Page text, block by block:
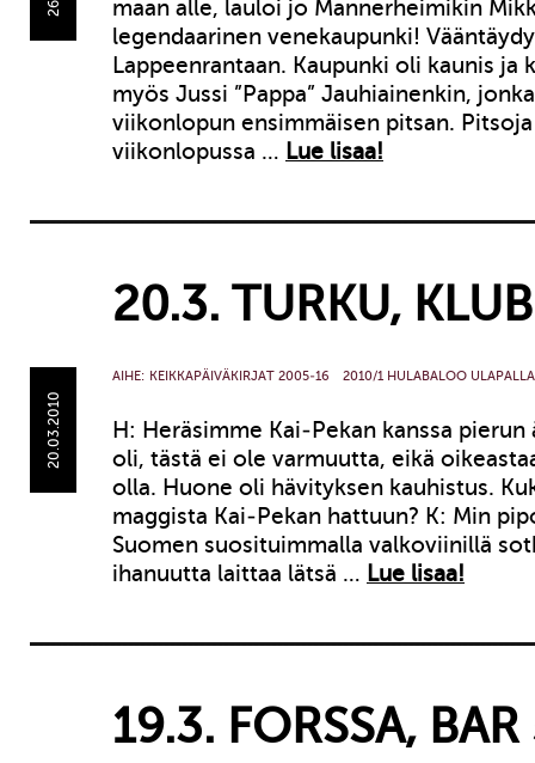
maan alle, lauloi jo Mannerheimikin
legendaarinen venekaupunki!
Lappeenrantaan. Kaupunki oli kaunis ja
myös Jussi ”Pappa” Jauhiainenkin,
viikonlopun ensimmäisen pitsan.
viikonlopussa … Lue lisaa!
20.3. TURKU,
20.03.2010
AIHE: KEIKKAPÄIVÄKIRJAT 2005-16 2010/1 HULABALOO ULAPALLA
H: Heräsimme Kai-Pekan kanssa pierun
oli, tästä ei ole varmuutta, eikä
olla. Huone oli hävityksen kauhistus.
maggista Kai-Pekan hattuun? K: Min
Suomen suosituimmalla valkoviinillä
ihanuutta laittaa lätsä … Lue lisaa!
19.3. FORSSA,